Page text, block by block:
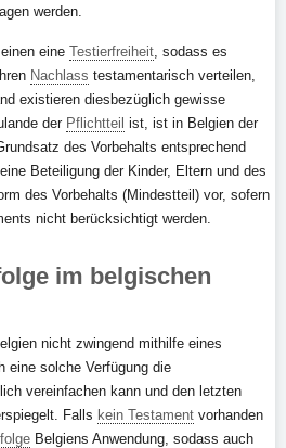
werden.
eine Testierfreiheit, sodass es
Nachlass testamentarisch verteilen,
existieren diesbezüglich gewisse
der Pflichtteil ist, ist in Belgien der
des Vorbehalts entsprechend
Beteiligung der Kinder, Eltern und des
des Vorbehalts (Mindestteil) vor, sofern
nicht berücksichtigt werden.
im belgischen
nicht zwingend mithilfe eines
eine solche Verfügung die
vereinfachen kann und den letzten
Falls kein Testament vorhanden
Belgiens Anwendung, sodass auch